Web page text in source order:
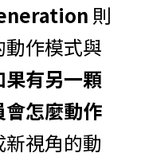
則
作模式與
果有另一顆
怎麼動作
新視角的動